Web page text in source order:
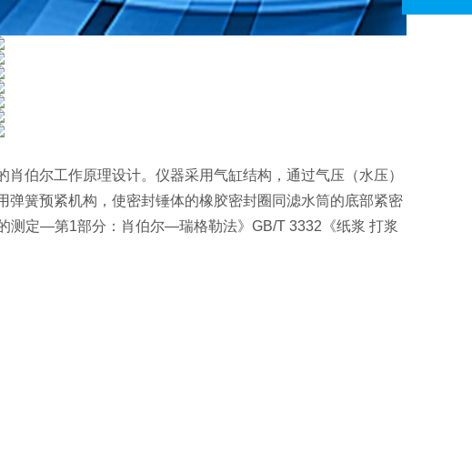
伯尔工作原理设计。仪器采用气缸结构，通过气压（水压）
簧预紧机构，使密封锤体的橡胶密封圈同滤水筒的底部紧密
测定—第1部分：肖伯尔—瑞格勒法》GB/T 3332《纸浆 打浆